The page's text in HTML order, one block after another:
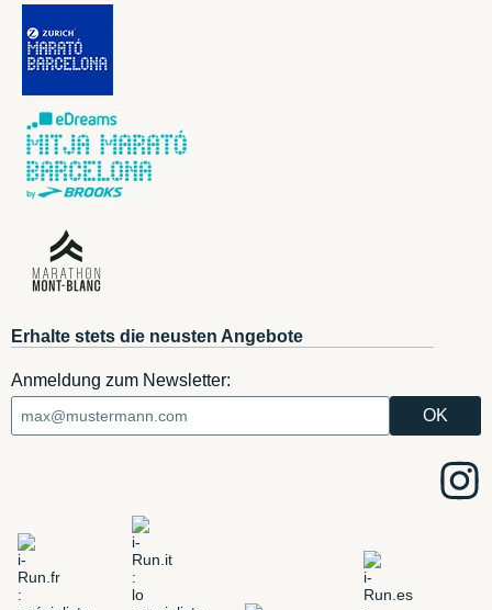
Erhalte stets die neusten Angebote
Anmeldung zum Newsletter: